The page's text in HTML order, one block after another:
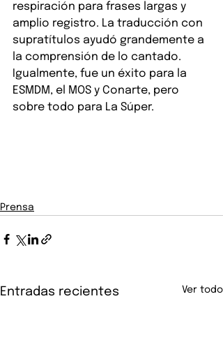
respiración para frases largas y
amplio registro. La traducción con
supratítulos ayudó grandemente a
la comprensión de lo cantado.
Igualmente, fue un éxito para la
ESMDM, el MOS y Conarte, pero
sobre todo para La Súper.
Prensa
Entradas recientes Ver todo